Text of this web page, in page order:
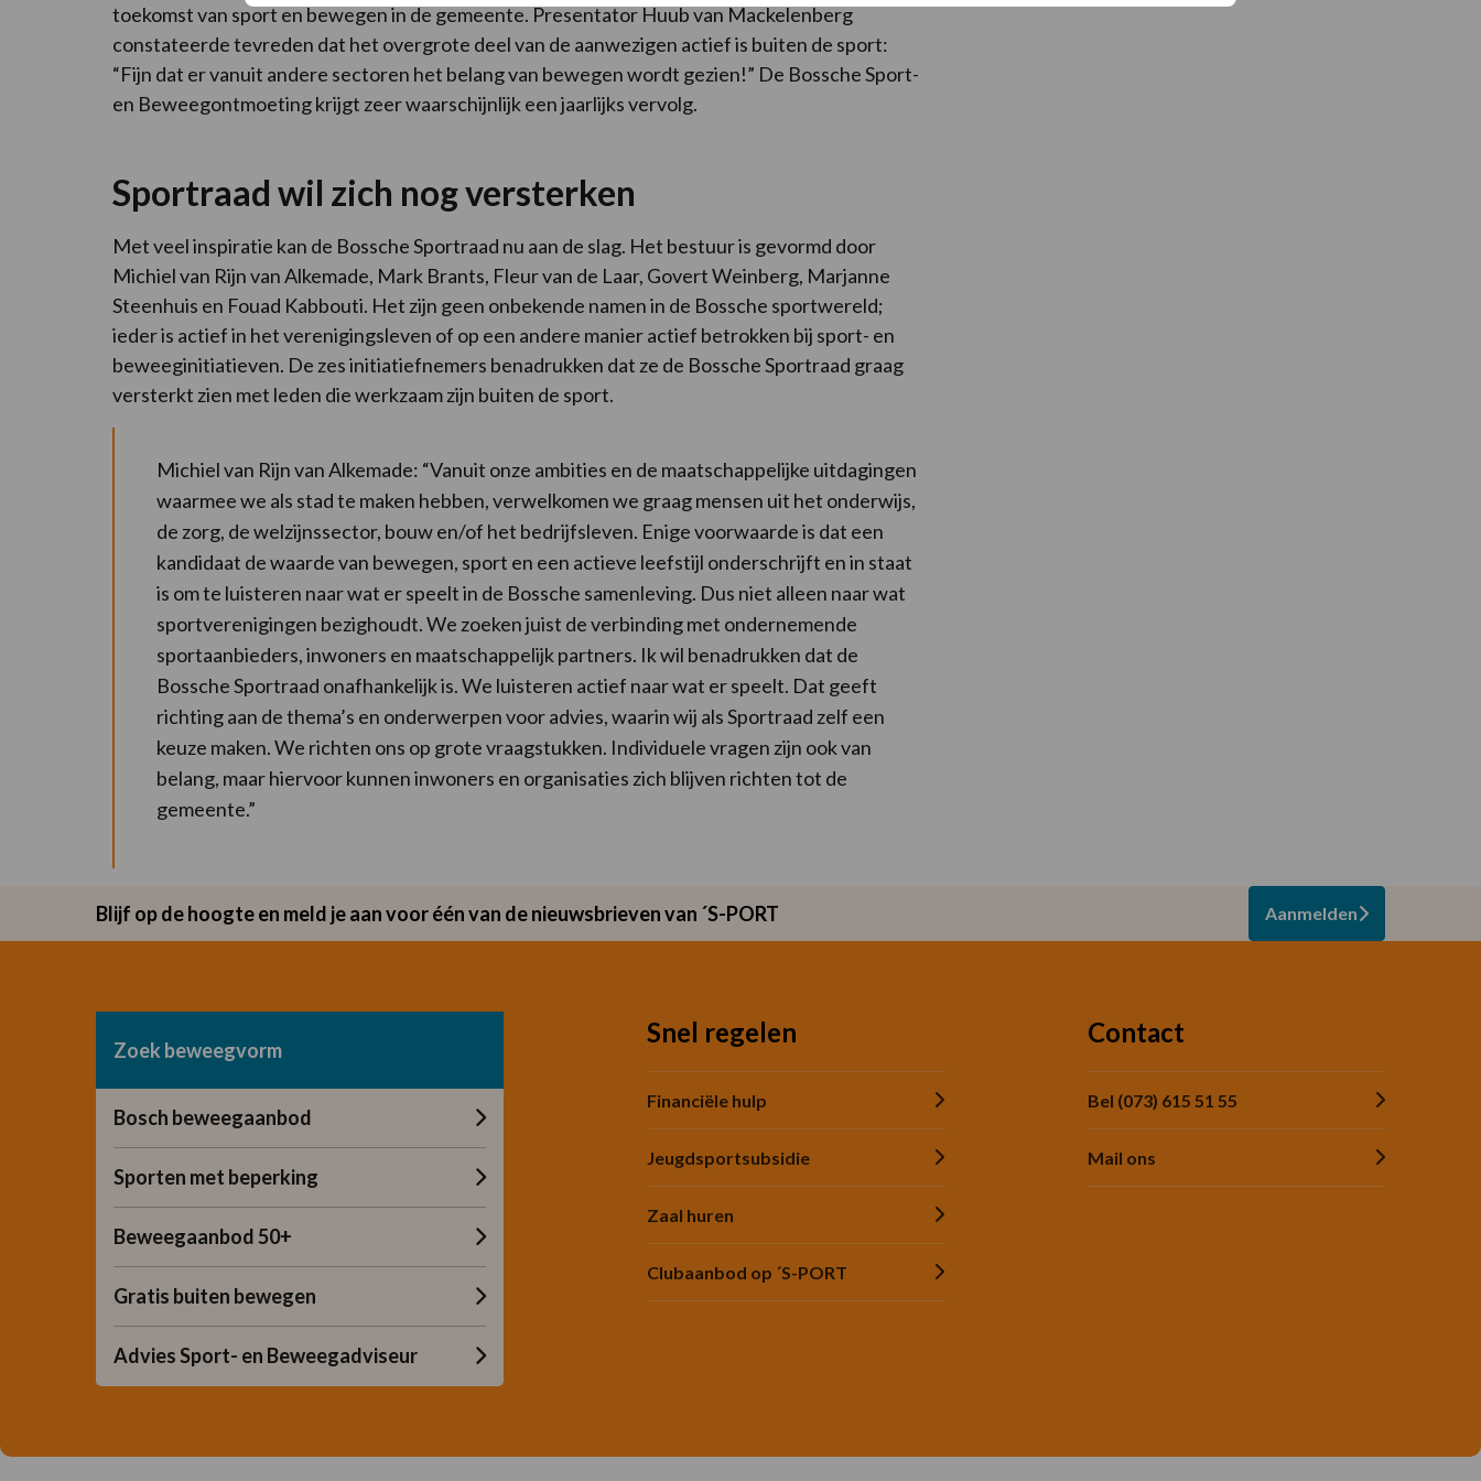
toekomst van sport en bewegen in de gemeente. Presentator Huub van Mackelenberg
constateerde tevreden dat het overgrote deel van de aanwezigen actief is buiten de sport:
“Fijn dat er vanuit andere sectoren het belang van bewegen wordt gezien!” De Bossche Sport-
en Beweegontmoeting krijgt zeer waarschijnlijk een jaarlijks vervolg.
Sportraad wil zich nog versterken
Met veel inspiratie kan de Bossche Sportraad nu aan de slag. Het bestuur is gevormd door
Michiel van Rijn van Alkemade, Mark Brants, Fleur van de Laar, Govert Weinberg, Marjanne
Steenhuis en Fouad Kabbouti. Het zijn geen onbekende namen in de Bossche sportwereld;
ieder is actief in het verenigingsleven of op een andere manier actief betrokken bij sport- en
beweeginitiatieven. De zes initiatiefnemers benadrukken dat ze de Bossche Sportraad graag
versterkt zien met leden die werkzaam zijn buiten de sport.
Michiel van Rijn van Alkemade: “Vanuit onze ambities en de maatschappelijke uitdagingen
waarmee we als stad te maken hebben, verwelkomen we graag mensen uit het onderwijs,
de zorg, de welzijnssector, bouw en/of het bedrijfsleven. Enige voorwaarde is dat een
kandidaat de waarde van bewegen, sport en een actieve leefstijl onderschrijft en in staat
is om te luisteren naar wat er speelt in de Bossche samenleving. Dus niet alleen naar wat
sportverenigingen bezighoudt. We zoeken juist de verbinding met ondernemende
sportaanbieders, inwoners en maatschappelijk partners. Ik wil benadrukken dat de
Bossche Sportraad onafhankelijk is. We luisteren actief naar wat er speelt. Dat geeft
richting aan de thema’s en onderwerpen voor advies, waarin wij als Sportraad zelf een
keuze maken. We richten ons op grote vraagstukken. Individuele vragen zijn ook van
belang, maar hiervoor kunnen inwoners en organisaties zich blijven richten tot de
gemeente.”
Blijf op de hoogte en meld je aan voor één van de nieuwsbrieven van ´S-PORT Aanmelden
Zoek beweegvorm
Bosch beweegaanbod
Sporten met beperking
Beweegaanbod 50+
Gratis buiten bewegen
Advies Sport- en Beweegadviseur
Snel regelen
Financiële hulp
Jeugdsportsubsidie
Zaal huren
Clubaanbod op ´S-PORT
Contact
Bel (073) 615 51 55
Mail ons